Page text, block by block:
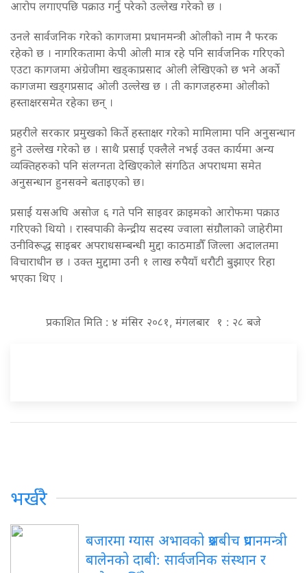
आरोप लगाएपछि पक्राउ गर्नु परेको उल्लेख गरेको छ ।
उनले सार्वजनिक गरेको कागजमा प्रधानमन्त्री ओलीको नाम नै फरक
रहेको छ । नागरिकतामा केपी ओली मात्र रहे पनि सार्वजनिक गरिएको
एउटा कागजमा अंग्रेजीमा खड्काप्रसाद ओली लेखिएको छ भने अर्को
कागजमा खड्गप्रसाद ओली उल्लेख छ । ती कागजहरुमा ओलीको
हस्ताक्षरसमेत रहेका छन् ।
प्रहरीले सरकार प्रमुखको किर्ते हस्ताक्षर गरेको मामिलामा पनि अनुसन्धान
हुने उल्लेख गरेको छ । साथै प्रसाई एक्लैले नभई उक्त कार्यमा अन्य
व्यक्तिहरुको पनि संलग्नता देखिएकोले संगठित अपराधमा समेत
अनुसन्धान हुनसक्ने बताइएको छ।
प्रसाईं यसअघि असोज ६ गते पनि साइवर क्राइमको आरोफमा पक्राउ
गरिएको थियो । रास्वपाकी केन्द्रीय सदस्य ज्वाला संग्रौलाको जाहेरीमा
उनीविरूद्ध साइबर अपराधसम्बन्धी मुद्दा काठमाडौँ जिल्ला अदालतमा
विचाराधीन छ । उक्त मुद्दामा उनी १ लाख रुपैयाँ धरौटी बुझाएर रिहा
भएका थिए ।
प्रकाशित मिति : ४ मंसिर २०८१, मंगलबार १ : २८ बजे
भर्खरै
बजारमा ग्यास अभावको प्रश्नबीच प्रधानमन्त्री
बालेनको दाबी: सार्वजनिक संस्थान र